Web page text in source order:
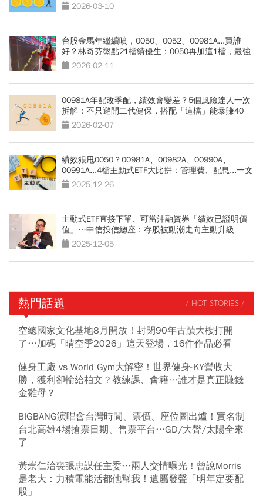
2026-03-10
台股金馬年繼續噴，0050、0052、00981A...買誰
好？林奇芬盤點21檔績優生：0050再加這1檔，最強
配置曝光
2026-02-11
00981A年配改季配，績效會變差？5個風險達人一次
拆解：不只避開二代健保，搭配「這檔」能暴賺40
倍？2026-02-07
績效狠甩0050？00981A、00982A、00990A、
00991A...4檔主動式ETF大比拼：管理費、配息...一文
看懂怎麼挑最賺？
2025-12-26
主動式ETF直接下單、可當沖融資券「績效已證明價
值」…中信投信總座：存股被動潮走向主動升級
2025-12-05
熱門話題 / HOT STORIES /
空總國家文化基地8月開放！封閉90年古蹟大樓打開
了…加碼「晴空季2026」這天登場，16件作品必看
健身工廠 vs World Gym大解密！世界健身-KY營收大
勝，獲利卻輸給柏文？教練課、會籍…誰才是真正賺錢
金雞母？
BIGBANG演唱會台灣時間、票價、座位圖出爐！實名制
台北高雄4場搶票日期、售票平台…GD/大聲/太陽全來
了
黃崇仁治喪張忠謀任主委…兩人交情曝光！曾說Morris
是老大：力積電能活都他幫我！遺屬發聲「明年定要配
股」